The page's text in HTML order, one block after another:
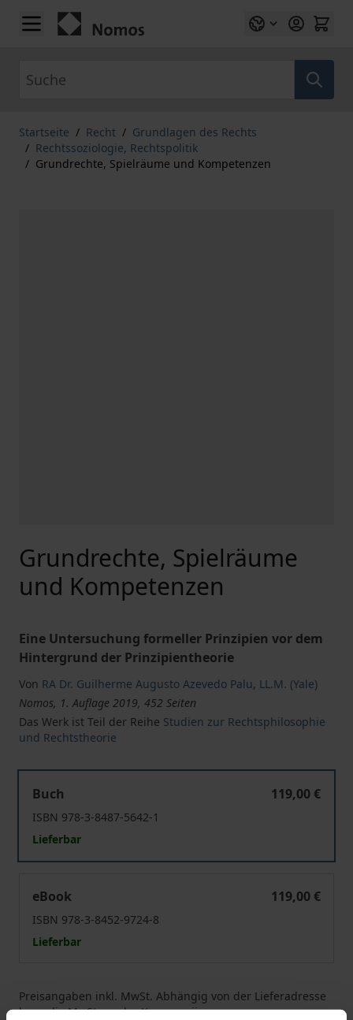
Zum Inhalt springen
Startseite / Recht / Grundlagen des Rechts
/ Rechtssoziologie, Rechtspolitik
/ Grundrechte, Spielräume und Kompetenzen
Grundrechte, Spielräume
und Kompetenzen
Eine Untersuchung formeller Prinzipien vor dem
Hintergrund der Prinzipientheorie
Von RA Dr. Guilherme Augusto Azevedo Palu, LL.M. (Yale)
Nomos, 1. Auflage 2019, 452 Seiten
Das Werk ist Teil der Reihe Studien zur Rechtsphilosophie
und Rechtstheorie
Buch
119,00 €
ISBN 978-3-8487-5642-1
Lieferbar
eBook
119,00 €
ISBN 978-3-8452-9724-8
Lieferbar
Preisangaben inkl. MwSt. Abhängig von der Lieferadresse
kann die MwSt. an der Kasse variieren.